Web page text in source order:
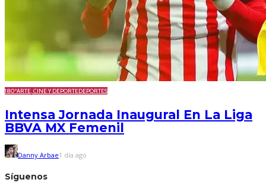
180ºARTE, CINE Y DEPORTEDEPORTES
Intensa Jornada Inaugural En La Liga
BBVA MX Femenil
Danny Arbae1 día ago
Síguenos